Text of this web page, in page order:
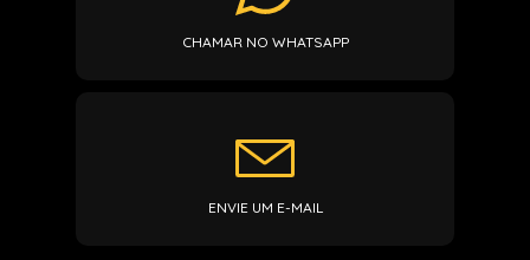
CHAMAR NO WHATSAPP
ENVIE UM E-MAIL